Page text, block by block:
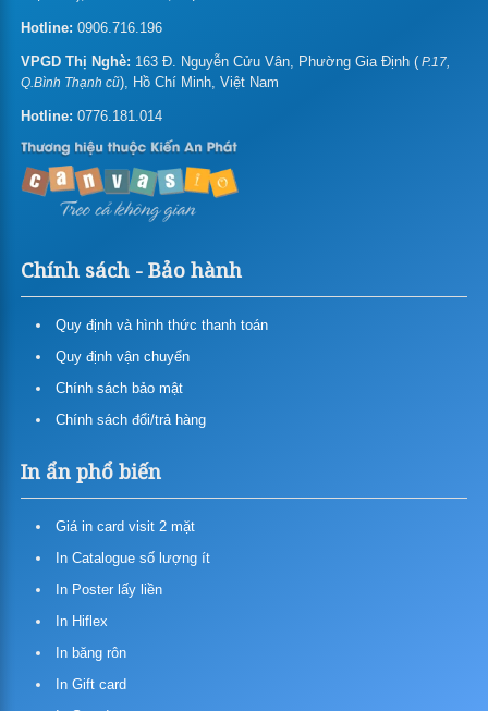
In thiệp mời/sinh nhật/chúc mừng năm mới
In tent card – Table tent – Standee để bàn
In pp
In Pp Ngoài Trời (in Mực Gốc
Giá in hiflex, băng rôn, backdrop
In decal lưới
In canvas
In backlit film
Giá in poster standee
In standee mô hình quảng cáo
Cung cấp chân standee
Hotline: 0906.716.196
VPGD Thị Nghè: 163 Đ. Nguyễn Cửu Vân, Phường Gia Định ( P.17,
Q.Bình Thạnh cũ), Hồ Chí Minh, Việt Nam
Hotline: 0776.181.014
Chính sách - Bảo hành
Quy định và hình thức thanh toán
Quy định vận chuyển
Chính sách bảo mật
Chính sách đổi/trả hàng
In ẩn phổ biến
Giá in card visit 2 mặt
In Catalogue số lượng ít
In Poster lấy liền
In Hiflex
In băng rôn
In Gift card